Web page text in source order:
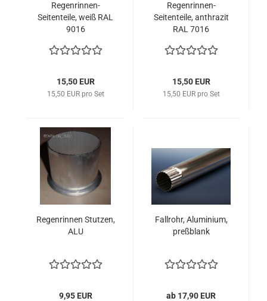
Regenrinnen-
Seitenteile, weiß RAL
9016
15,50 EUR
15,50 EUR pro Set
Regenrinnen-
Seitenteile, anthrazit
RAL 7016
15,50 EUR
15,50 EUR pro Set
Regenrinnen Stutzen,
ALU
9,95 EUR
Fallrohr, Aluminium,
preßblank
ab 17,90 EUR